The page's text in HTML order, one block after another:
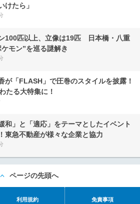
けたら」
100匹以上、立像は19匹 日本橋・八重
モン”を巡る謎解き
が「FLASH」で圧巻のスタイルを披露！
たる大特集に！
和」と「適応」をテーマとしたイベント
東急不動産が様々な企業と協力
ページの先頭へ
利用規約 免責事項